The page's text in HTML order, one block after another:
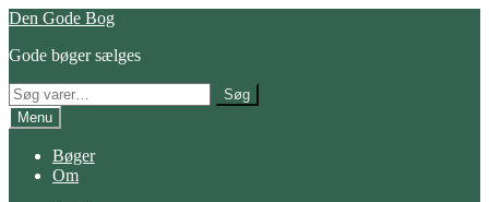
Spring
navigation
Spring
indhold
Den Gode Bog
Gode bøger sælges
Søg
efter:
Søg
Menu
Bøger
Om